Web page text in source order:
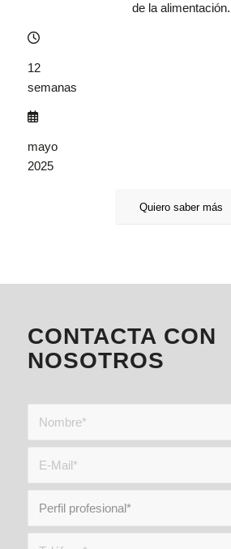
de la alimentación.
12
semanas
mayo
2025
Quiero saber más
CONTACTA CON
NOSOTROS